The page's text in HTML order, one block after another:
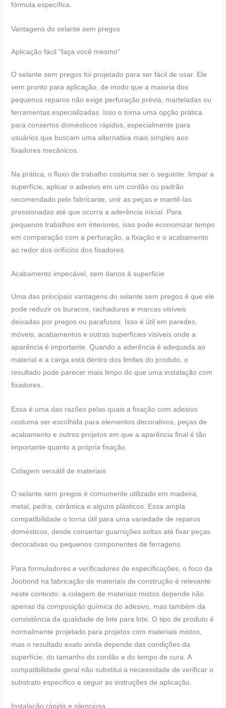
fórmula específica.
Vantagens do selante sem pregos
Aplicação fácil “faça você mesmo”
O selante sem pregos foi projetado para ser fácil de usar. Ele
vem pronto para aplicação, de modo que a maioria dos
pequenos reparos não exige perfuração prévia, marteladas ou
ferramentas especializadas. Isso o torna uma opção prática
para consertos domésticos rápidos, especialmente para
usuários que buscam uma alternativa mais simples aos
fixadores mecânicos.
Na prática, o fluxo de trabalho costuma ser o seguinte: limpar a
superfície, aplicar o adesivo em um cordão ou padrão
recomendado pelo fabricante, unir as peças e mantê-las
pressionadas até que ocorra a aderência inicial. Para
pequenos trabalhos em interiores, isso pode economizar tempo
em comparação com a perfuração, a fixação e o acabamento
ao redor dos orifícios dos fixadores.
Acabamento impecável, sem danos à superfície
Uma das principais vantagens do selante sem pregos é que ele
pode reduzir os buracos, rachaduras e marcas visíveis
deixadas por pregos ou parafusos. Isso é útil em paredes,
móveis, acabamentos e outras superfícies visíveis onde a
aparência é importante. Quando a aderência é adequada ao
material e a carga está dentro dos limites do produto, o
resultado pode parecer mais limpo do que uma instalação com
fixadores.
Essa é uma das razões pelas quais a fixação com adesivo
costuma ser escolhida para elementos decorativos, peças de
acabamento e outros projetos em que a aparência final é tão
importante quanto a própria fixação.
Colagem versátil de materiais
O selante sem pregos é comumente utilizado em madeira,
metal, pedra, cerâmica e alguns plásticos. Essa ampla
compatibilidade o torna útil para uma variedade de reparos
domésticos, desde consertar guarnições soltas até fixar peças
decorativas ou pequenos componentes de ferragens.
Para formuladores e verificadores de especificações, o foco da
Joobond na fabricação de materiais de construção é relevante
neste contexto: a colagem de materiais mistos depende não
apenas da composição química do adesivo, mas também da
consistência da qualidade de lote para lote. O tipo de produto é
normalmente projetado para projetos com materiais mistos,
mas o resultado exato ainda depende das condições da
superfície, do tamanho do cordão e do tempo de cura. A
compatibilidade geral não substitui a necessidade de verificar o
substrato específico e seguir as instruções de aplicação.
Instalação rápida e silenciosa